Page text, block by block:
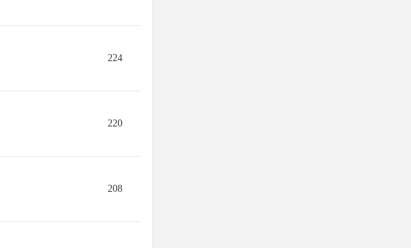
224
220
208